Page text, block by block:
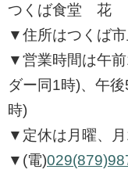
つくば食堂 花
▼住所はつくば
▼営業時間は午
ダー同1時)、午
時)
▼定休は月曜、
▼(電)